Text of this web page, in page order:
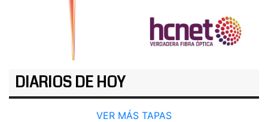
DIARIOS DE HOY
VER MÁS TAPAS